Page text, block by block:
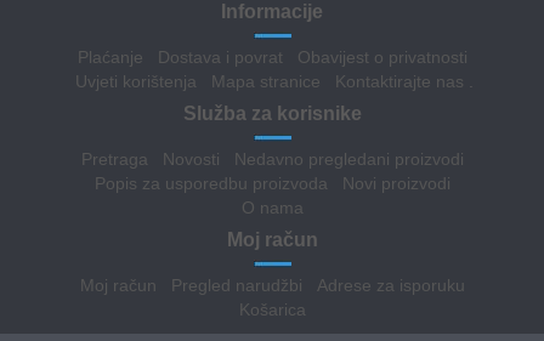
Informacije
Plaćanje Dostava i povrat
Obavijest o privatnosti
Uvjeti korištenja
Mapa stranice Kontaktirajte nas
Služba za korisnike
Pretraga Novosti
Nedavno pregledani proizvodi
Popis za usporedbu proizvoda
Novi proizvodi
O nama
Moj račun
Moj račun Pregled narudžbi
Adrese za isporuku
Košarica